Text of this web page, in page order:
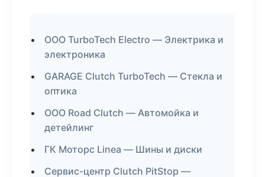
ООО TurboTech Electro — Электрика и
электроника
GARAGE Clutch TurboTech — Стекла и
оптика
ООО Road Clutch — Автомойка и
детейлинг
ГК Моторс Linea — Шины и диски
Сервис-центр Clutch PitStop —